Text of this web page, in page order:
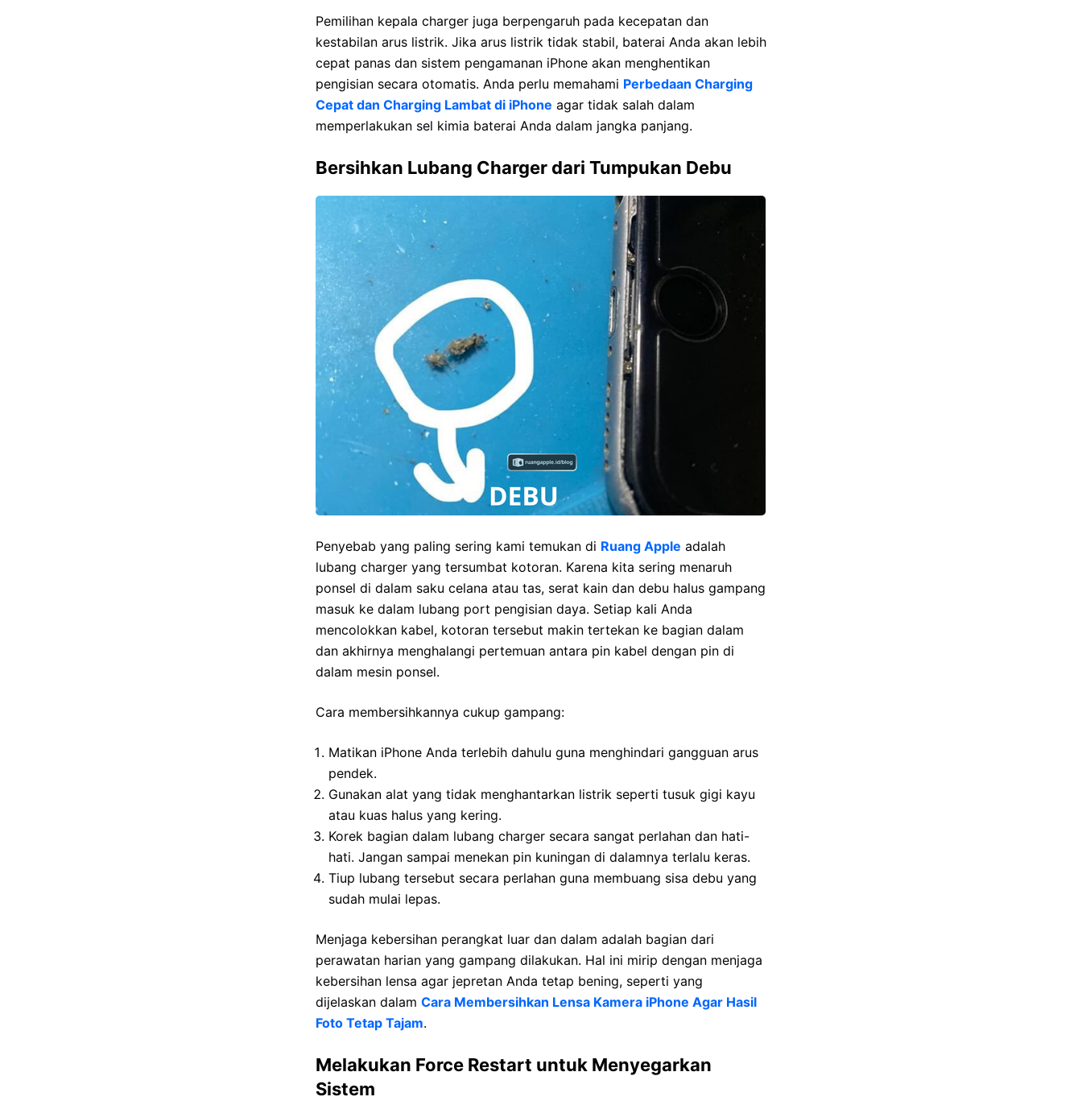
Pemilihan kepala charger juga berpengaruh pada kecepatan dan
kestabilan arus listrik. Jika arus listrik tidak stabil, baterai Anda akan lebih
cepat panas dan sistem pengamanan iPhone akan menghentikan
pengisian secara otomatis. Anda perlu memahami Perbedaan Charging
Cepat dan Charging Lambat di iPhone agar tidak salah dalam
memperlakukan sel kimia baterai Anda dalam jangka panjang.
Bersihkan Lubang Charger dari Tumpukan Debu
Penyebab yang paling sering kami temukan di Ruang Apple adalah
lubang charger yang tersumbat kotoran. Karena kita sering menaruh
ponsel di dalam saku celana atau tas, serat kain dan debu halus gampang
masuk ke dalam lubang port pengisian daya. Setiap kali Anda
mencolokkan kabel, kotoran tersebut makin tertekan ke bagian dalam
dan akhirnya menghalangi pertemuan antara pin kabel dengan pin di
dalam mesin ponsel.
Cara membersihkannya cukup gampang:
Matikan iPhone Anda terlebih dahulu guna menghindari gangguan arus
pendek.
Gunakan alat yang tidak menghantarkan listrik seperti tusuk gigi kayu
atau kuas halus yang kering.
Korek bagian dalam lubang charger secara sangat perlahan dan hati-
hati. Jangan sampai menekan pin kuningan di dalamnya terlalu keras.
Tiup lubang tersebut secara perlahan guna membuang sisa debu yang
sudah mulai lepas.
Menjaga kebersihan perangkat luar dan dalam adalah bagian dari
perawatan harian yang gampang dilakukan. Hal ini mirip dengan menjaga
kebersihan lensa agar jepretan Anda tetap bening, seperti yang
dijelaskan dalam Cara Membersihkan Lensa Kamera iPhone Agar Hasil
Foto Tetap Tajam.
Melakukan Force Restart untuk Menyegarkan
Sistem